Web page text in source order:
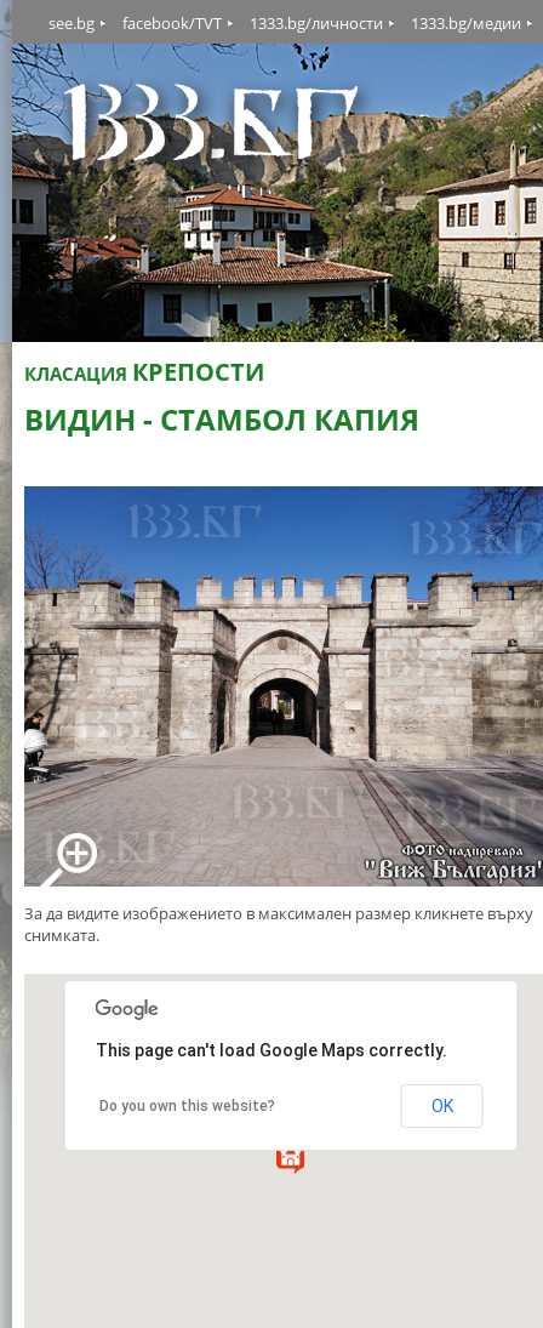
see.bg facebook/TVT 1333.bg/личности 1333.bg/медии
КЛАСАЦИЯ КРЕПОСТИ
ВИДИН - СТАМБОЛ КАПИЯ
За да видите изображението в максимален размер кликнете върху
снимката.
This page can't load Google Maps correctly.
Do you own this website? OK